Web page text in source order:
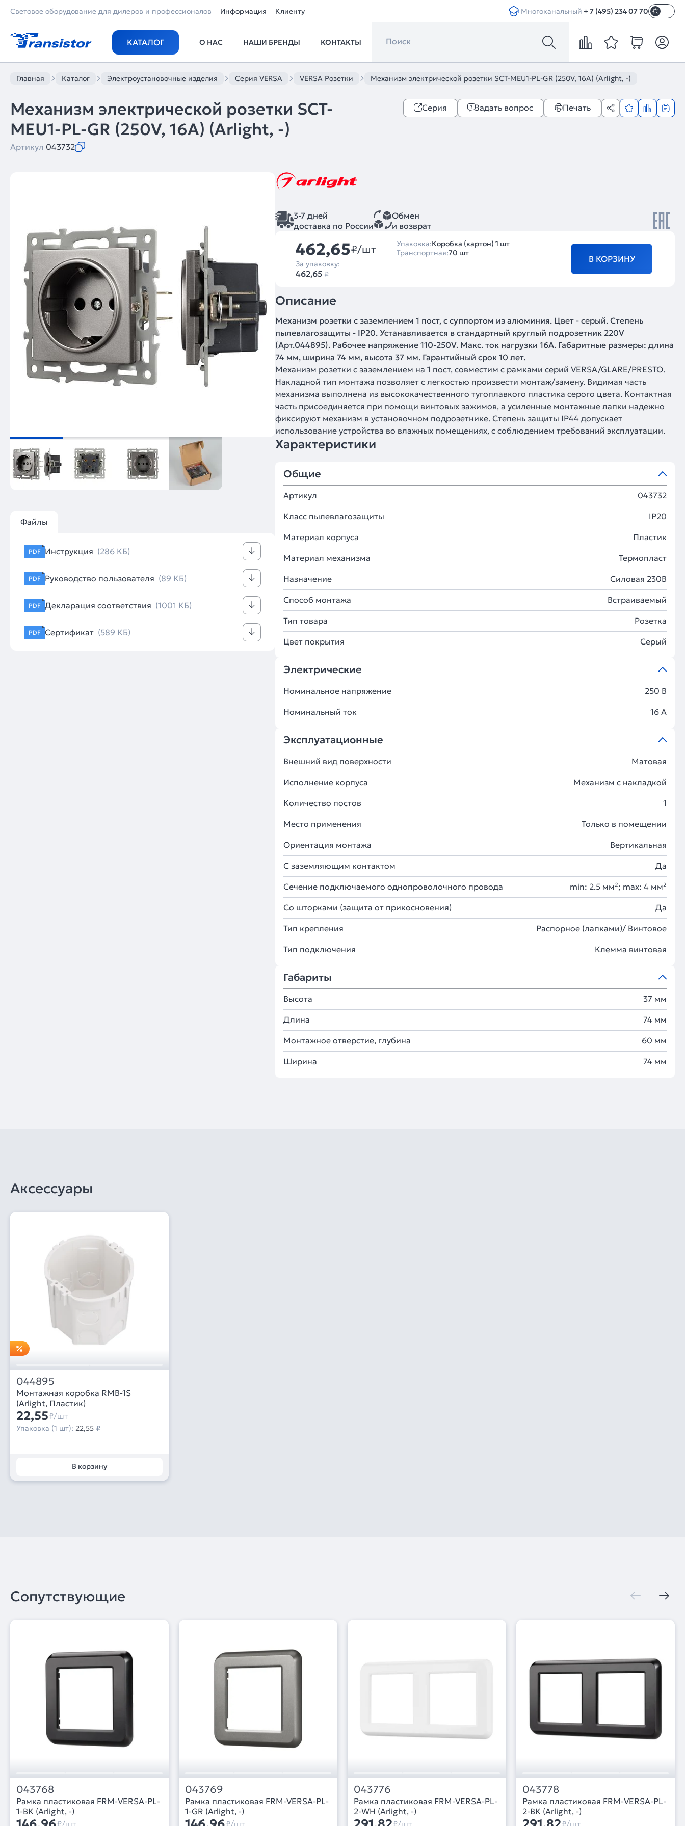
Световое оборудование для дилеров и профессионалов Информация Клиенту Многоканальный + 7 (495) 234 07 70
КАТАЛОГ О НАС НАШИ БРЕНДЫ КОНТАКТЫ
Главная Каталог Электроустановочные изделия Серия VERSA VERSA Розетки Механизм электрической розетки SCT-MEU1-PL-GR (250V, 16A) (Arlight, -)
Механизм электрической розетки SCT-
MEU1-PL-GR (250V, 16A) (Arlight, -)
Артикул 043732
Серия Задать вопрос Печать
Файлы
PDF Инструкция (286 КБ)
PDF Руководство пользователя (89 КБ)
PDF Декларация соответствия (1001 КБ)
PDF Сертификат (589 КБ)
3-7 дней
доставка по России
Обмен
и возврат
462,65₽/шт
За упаковку:
462,65 ₽
Упаковка:Коробка (картон) 1 шт
Транспортная:70 шт
В КОРЗИНУ
Описание
Механизм розетки с заземлением 1 пост, с суппортом из алюминия. Цвет - серый. Степень
пылевлагозащиты - IP20. Устанавливается в стандартный круглый подрозетник 220V
(Арт.044895). Рабочее напряжение 110-250V. Макс. ток нагрузки 16А. Габаритные размеры: длина
74 мм, ширина 74 мм, высота 37 мм. Гарантийный срок 10 лет.
Механизм розетки с заземлением на 1 пост, совместим с рамками серий VERSA/GLARE/PRESTO.
Накладной тип монтажа позволяет с легкостью произвести монтаж/замену. Видимая часть
механизма выполнена из высококачественного тугоплавкого пластика серого цвета. Контактная
часть присоединяется при помощи винтовых зажимов, а усиленные монтажные лапки надежно
фиксируют механизм в установочном подрозетнике. Степень защиты IP44 допускает
использование устройства во влажных помещениях, с соблюдением требований эксплуатации.
Характеристики
Общие
Артикул 043732
Класс пылевлагозащиты IP20
Материал корпуса Пластик
Материал механизма Термопласт
Назначение Силовая 230В
Способ монтажа Встраиваемый
Тип товара Розетка
Цвет покрытия Серый
Электрические
Номинальное напряжение 250 В
Номинальный ток 16 А
Эксплуатационные
Внешний вид поверхности Матовая
Исполнение корпуса Механизм с накладкой
Количество постов 1
Место применения Только в помещении
Ориентация монтажа Вертикальная
С заземляющим контактом Да
Сечение подключаемого однопроволочного провода min: 2.5 мм²; max: 4 мм²
Со шторками (защита от прикосновения) Да
Тип крепления Распорное (лапками)/ Винтовое
Тип подключения Клемма винтовая
Габариты
Высота 37 мм
Длина 74 мм
Монтажное отверстие, глубина 60 мм
Ширина 74 мм
Аксессуары
044895
Монтажная коробка RMB-1S
(Arlight, Пластик)
22,55₽/шт
Упаковка (1 шт): 22,55 ₽
В корзину
Сопутствующие
043768
Рамка пластиковая FRM-VERSA-PL-
1-BK (Arlight, -)
₽/шт
043769
Рамка пластиковая FRM-VERSA-PL-
1-GR (Arlight, -)
₽/шт
043776
Рамка пластиковая FRM-VERSA-PL-
2-WH (Arlight, -)
₽/шт
043778
Рамка пластиковая FRM-VERSA-PL-
2-BK (Arlight, -)
₽/шт